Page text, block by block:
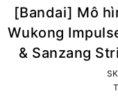
[Bandai] Mô
Wukong
& Sanzang